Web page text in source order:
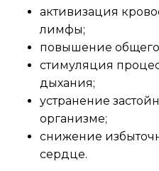
активизация
лимфы;
повышение общего
стимуляция
дыхания;
устранение
организме;
снижение
сердце.